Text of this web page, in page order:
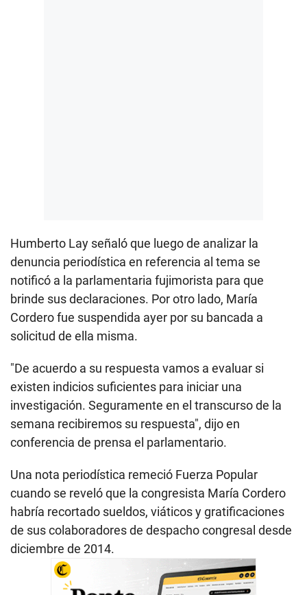
Humberto Lay señaló que luego de analizar la
denuncia periodística en referencia al tema se
notificó a la parlamentaria fujimorista para que
brinde sus declaraciones. Por otro lado, María
Cordero fue suspendida ayer por su bancada a
solicitud de ella misma.
"De acuerdo a su respuesta vamos a evaluar si
existen indicios suficientes para iniciar una
investigación. Seguramente en el transcurso de la
semana recibiremos su respuesta", dijo en
conferencia de prensa el parlamentario.
Una nota periodística remeció Fuerza Popular
cuando se reveló que la congresista María Cordero
habría recortado sueldos, viáticos y gratificaciones
de sus colaboradores de despacho congresal desde
diciembre de 2014.